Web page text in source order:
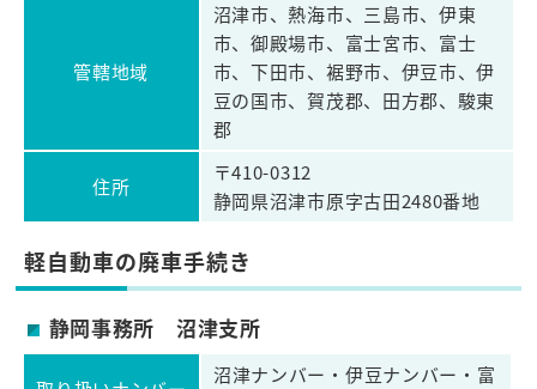
管轄地域
沼津市、熱海市、三島市、伊東
市、御殿場市、富士宮市、富士
市、下田市、裾野市、伊豆市、伊
豆の国市、賀茂郡、田方郡、駿東
郡
住所
〒410-0312
静岡県沼津市原字古田2480番地
軽自動車の廃車手続き
静岡事務所 沼津支所
沼津ナンバー・伊豆ナンバー・富